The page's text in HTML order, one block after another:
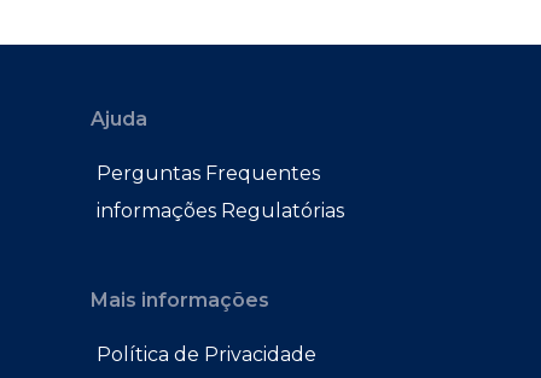
Ajuda
Perguntas Frequentes
informações Regulatórias
Mais informações
Política de Privacidade